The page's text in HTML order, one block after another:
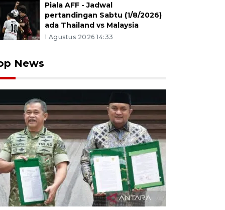
Piala AFF - Jadwal
pertandingan Sabtu (1/8/2026)
ada Thailand vs Malaysia
1 Agustus 2026 14:33
News